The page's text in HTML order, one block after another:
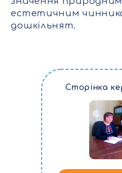
естетичним
дошкільнят.
Сторінка